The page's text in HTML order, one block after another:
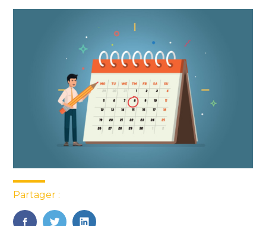
Partager :